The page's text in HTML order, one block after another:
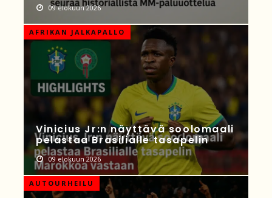
09 elokuun 2026
AFRIKAN JALKAPALLO
Vinicius Jr:n näyttävä soolomaali
pelastaa Brasilialle tasapelin
09 elokuun 2026
AUTOURHEILU